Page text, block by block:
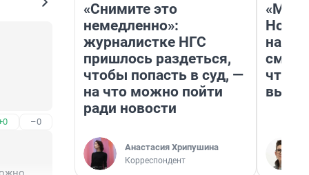
–0
«Снимите это
немедленно»:
журналистке НГС
пришлось раздеться,
чтобы попасть в суд, —
на что можно пойти
ради новости
Анастасия Хрипушина
Корреспондент
«Мы